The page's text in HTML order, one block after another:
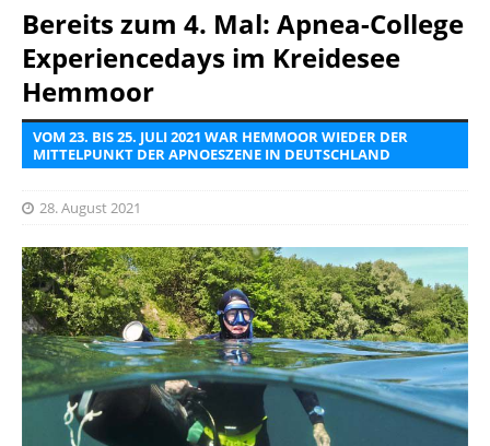
Bereits zum 4. Mal: Apnea-College
Experiencedays im Kreidesee
Hemmoor
VOM 23. BIS 25. JULI 2021 WAR HEMMOOR WIEDER DER
MITTELPUNKT DER APNOESZENE IN DEUTSCHLAND
28. August 2021